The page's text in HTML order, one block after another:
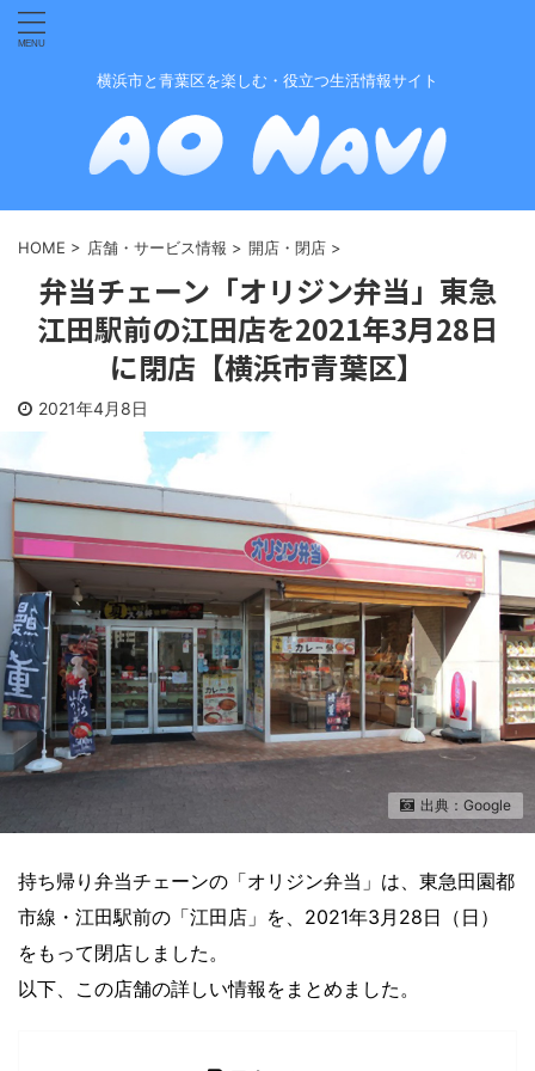
横浜市と青葉区を楽しむ・役立つ生活情報サイト
HOME > 店舗・サービス情報 > 開店・閉店 >
弁当チェーン「オリジン弁当」東急
江田駅前の江田店を2021年3月28日
に閉店【横浜市青葉区】
2021年4月8日
出典：Google
持ち帰り弁当チェーンの「オリジン弁当」は、東急田園都
市線・江田駅前の「江田店」を、2021年3月28日（日）
をもって閉店しました。
以下、この店舗の詳しい情報をまとめました。